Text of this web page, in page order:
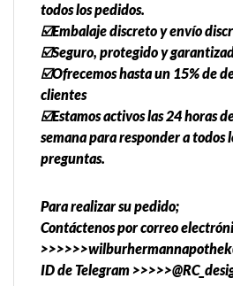
todos los pedidos.
☑️Embalaje discreto y envío
☑️Seguro, protegido y
☑️Ofrecemos hasta un 15% de
clientes
☑️Estamos activos las 24 horas
semana para responder a todos
preguntas.
Para realizar su pedido;
Contáctenos por correo
ID de Telegram